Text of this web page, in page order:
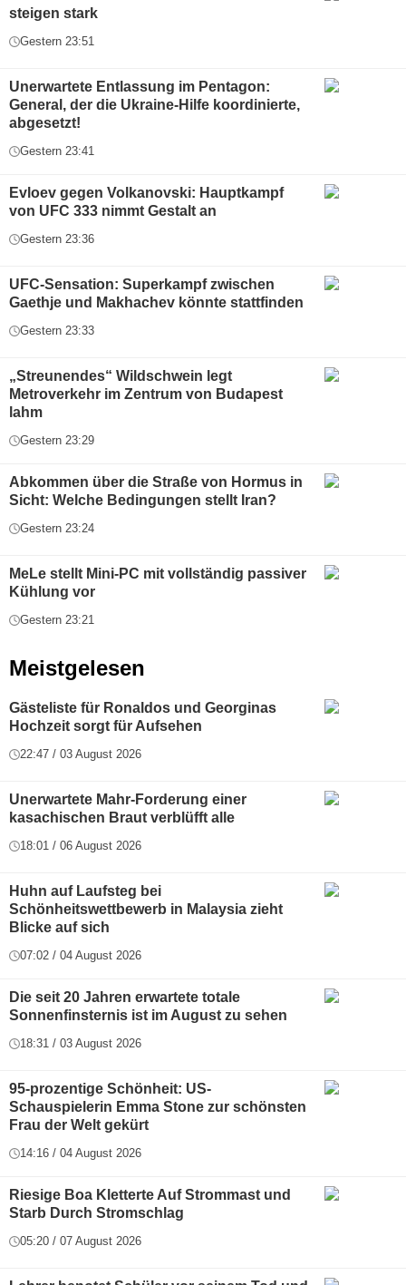
steigen stark
Gestern 23:51
Unerwartete Entlassung im Pentagon:
General, der die Ukraine-Hilfe koordinierte,
abgesetzt!
Gestern 23:41
Evloev gegen Volkanovski: Hauptkampf
von UFC 333 nimmt Gestalt an
Gestern 23:36
UFC-Sensation: Superkampf zwischen
Gaethje und Makhachev könnte stattfinden
Gestern 23:33
„Streunendes“ Wildschwein legt
Metroverkehr im Zentrum von Budapest
lahm
Gestern 23:29
Abkommen über die Straße von Hormus in
Sicht: Welche Bedingungen stellt Iran?
Gestern 23:24
MeLe stellt Mini-PC mit vollständig passiver
Kühlung vor
Gestern 23:21
Meistgelesen
Gästeliste für Ronaldos und Georginas
Hochzeit sorgt für Aufsehen
22:47 / 03 August 2026
Unerwartete Mahr-Forderung einer
kasachischen Braut verblüfft alle
18:01 / 06 August 2026
Huhn auf Laufsteg bei
Schönheitswettbewerb in Malaysia zieht
Blicke auf sich
07:02 / 04 August 2026
Die seit 20 Jahren erwartete totale
Sonnenfinsternis ist im August zu sehen
18:31 / 03 August 2026
95-prozentige Schönheit: US-
Schauspielerin Emma Stone zur schönsten
Frau der Welt gekürt
14:16 / 04 August 2026
Riesige Boa Kletterte Auf Strommast und
Starb Durch Stromschlag
05:20 / 07 August 2026